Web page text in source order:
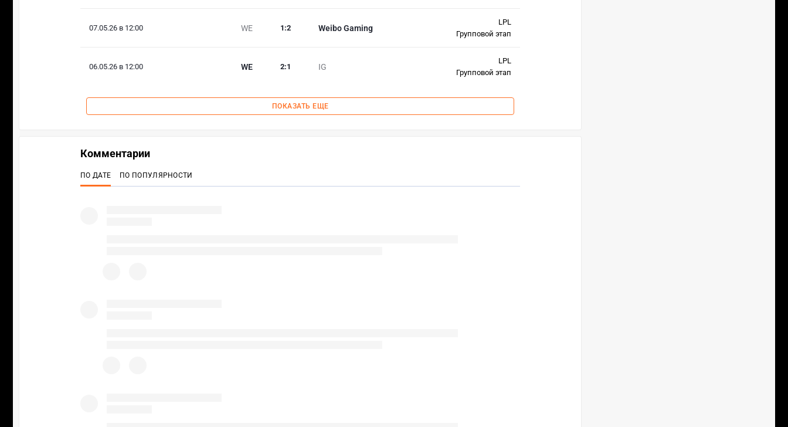
07.05.26 в 12:00 WE Weibo Gaming
1 :2
LPL
Групповой этап
06.05.26 в 12:00 WE IG
2:1
LPL
Групповой этап
ПОКАЗАТЬ ЕЩЕ
Комментарии
ПО ДАТЕ ПО ПОПУЛЯРНОСТИ